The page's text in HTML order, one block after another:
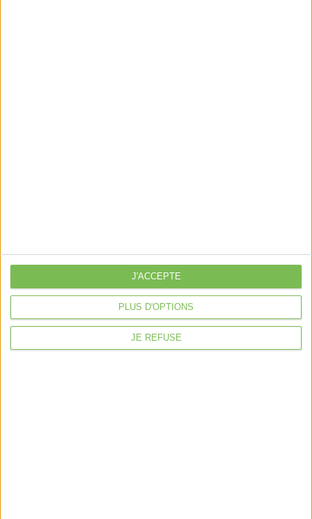
PLUS D'OPTIONS
JE REFUSE
J'ACCEPTE
libérale
Je sécurise mon activité
À la une